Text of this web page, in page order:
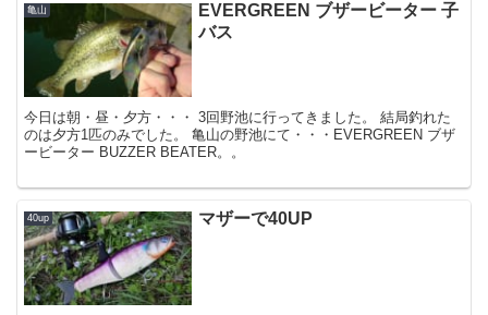
亀山
EVERGREEN ブザービーター 子
バス
今日は朝・昼・夕方・・・ 3回野池に行ってきました。 結局釣れた
のは夕方1匹のみでした。 亀山の野池にて・・・EVERGREEN ブザ
ービーター BUZZER BEATER。。
40up マザーで40UP